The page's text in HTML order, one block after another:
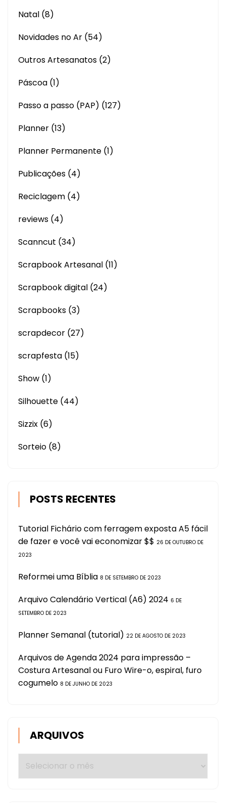
Natal (8)
Novidades no Ar (54)
Outros Artesanatos (2)
Páscoa (1)
Passo a passo (PAP) (127)
Planner (13)
Planner Permanente (1)
Publicações (4)
Reciclagem (4)
reviews (4)
Scanncut (34)
Scrapbook Artesanal (11)
Scrapbook digital (24)
Scrapbooks (3)
scrapdecor (27)
scrapfesta (15)
Show (1)
Silhouette (44)
Sizzix (6)
Sorteio (8)
POSTS RECENTES
Tutorial Fichário com ferragem exposta A5 fácil
de fazer e você vai economizar $$ 26 DE OUTUBRO DE
2023
Reformei uma Bíblia 8 DE SETEMBRO DE 2023
Arquivo Calendário Vertical (A6) 2024 6 DE
SETEMBRO DE 2023
Planner Semanal (tutorial) 22 DE AGOSTO DE 2023
Arquivos de Agenda 2024 para impressão –
Costura Artesanal ou Furo Wire-o, espiral, furo
cogumelo 8 DE JUNHO DE 2023
ARQUIVOS
Arquivos